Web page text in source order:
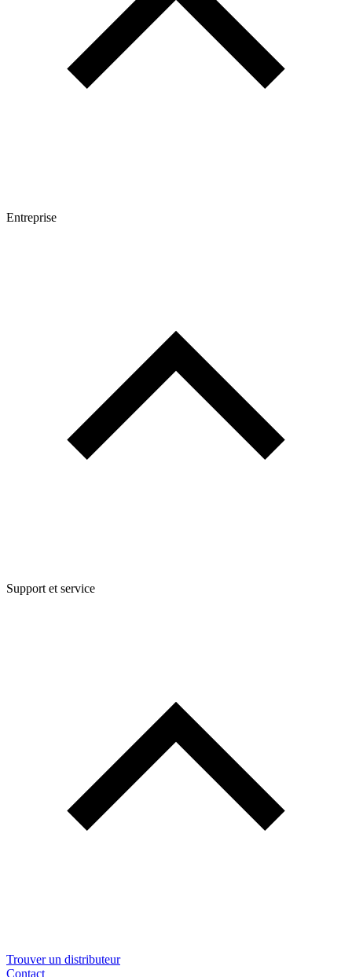
Entreprise
Support et service
Trouver un distributeur
Contact